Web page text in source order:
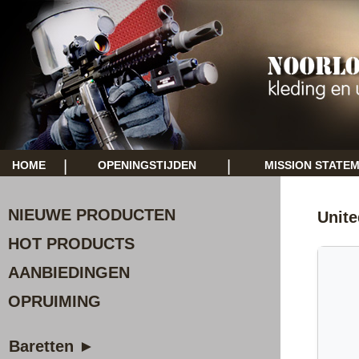
HOME OPENINGSTIJDEN MISSION
NIEUWE PRODUCTEN
HOT PRODUCTS
AANBIEDINGEN
OPRUIMING
Baretten ►